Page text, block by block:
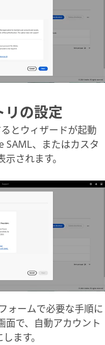
の設定
とウィザードが起動
SAML、またはカスタ
されます。
ォームで必要な手順に
面で、自動アカウント
ます。